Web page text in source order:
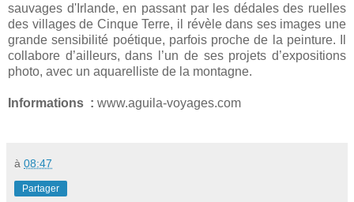
sauvages d'Irlande, en passant par les dédales des ruelles
des villages de Cinque Terre, il révèle dans ses images une
grande sensibilité poétique, parfois proche de la peinture. Il
collabore d’ailleurs, dans l’un de ses projets d’expositions
photo, avec un aquarelliste de la montagne.
Informations : www.aguila-voyages.com
à 08:47
Partager